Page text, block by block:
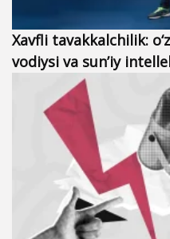
Xavfli tavakkalchilik:
vodiysi va sun’iy